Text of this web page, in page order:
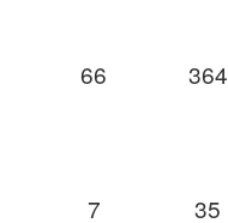
66 364
7 35